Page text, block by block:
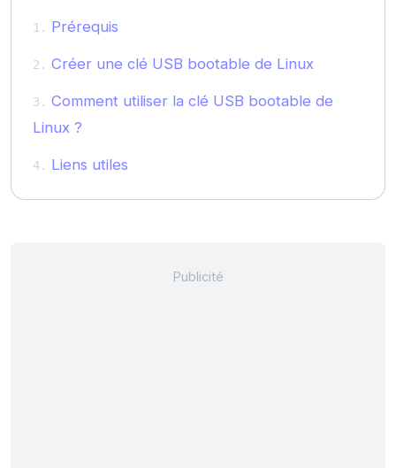
Prérequis
Créer une clé USB bootable de Linux
Comment utiliser la clé USB bootable de
Linux ?
Liens utiles